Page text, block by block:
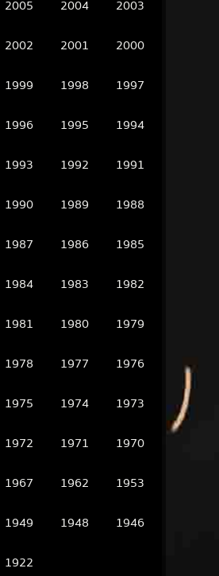
2005 2004 2003
2002 2001 2000
1999 1998 1997
1996 1995 1994
1993 1992 1991
1990 1989 1988
1987 1986 1985
1984 1983 1982
1981 1980 1979
1978 1977 1976
1975 1974 1973
1972 1971 1970
1967 1962 1953
1949 1948 1946
1922